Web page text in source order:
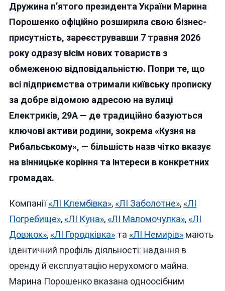
Порошенка
Зареєструвала
Києві
Низку
Компаній
Вінницькими
Назвами
Дружина п’ятого президента України Марина
Порошенко офіційно розширила свою бізнес-
присутність, зареєструвавши 7 травня 2026
року одразу вісім нових товариств з
обмеженою відповідальністю. Попри те, що
всі підприємства отримали київську прописку
за добре відомою адресою на вулиці
Електриків, 29А — де традиційно базуються
ключові активи родини, зокрема «Кузня на
Рибальському», — більшість назв чітко вказує
на вінницьке коріння та інтереси в конкретних
громадах.
Компанії«ЛІ Клембівка», «ЛІ Заболотне», «ЛІ
Погребище», «ЛІ Куна», «ЛІ Маломочулка», «ЛІ
Довжок», «ЛІ Городківка»та «ЛІ Немирів»мають
ідентичний профіль діяльності: надання в
оренду й експлуатацію нерухомого майна.
Марина Порошенко вказана одноосібним